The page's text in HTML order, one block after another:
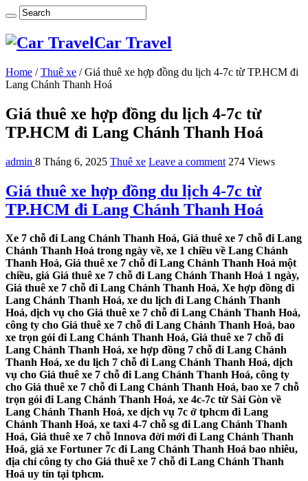
Car Travel
Home / Thuê xe / Giá thuê xe hợp đồng du lịch 4-7c từ TP.HCM đi
Lang Chánh Thanh Hoá
Giá thuê xe hợp đồng du lịch 4-7c từ
TP.HCM đi Lang Chánh Thanh Hoá
admin 8 Tháng 6, 2025 Thuê xe Leave a comment 274 Views
Giá thuê xe hợp đồng du lịch 4-7c từ
TP.HCM đi Lang Chánh Thanh Hoá
Xe 7 chỗ đi Lang Chánh Thanh Hoá, Giá thuê xe 7 chỗ đi Lang
Chánh Thanh Hoá trong ngày về, xe 1 chiều về Lang Chánh
Thanh Hoá, Giá thuê xe 7 chỗ đi Lang Chánh Thanh Hoá một
chiều, giá Giá thuê xe 7 chỗ đi Lang Chánh Thanh Hoá 1 ngày,
Giá thuê xe 7 chỗ đi Lang Chánh Thanh Hoá, Xe hợp đồng đi
Lang Chánh Thanh Hoá, xe du lịch đi Lang Chánh Thanh
Hoá, dịch vụ cho Giá thuê xe 7 chỗ đi Lang Chánh Thanh Hoá,
công ty cho Giá thuê xe 7 chỗ đi Lang Chánh Thanh Hoá, bao
xe trọn gói đi Lang Chánh Thanh Hoá, Giá thuê xe 7 chỗ đi
Lang Chánh Thanh Hoá, xe hợp đồng 7 chỗ đi Lang Chánh
Thanh Hoá, xe du lịch 7 chỗ đi Lang Chánh Thanh Hoá, dịch
vụ cho Giá thuê xe 7 chỗ đi Lang Chánh Thanh Hoá, công ty
cho Giá thuê xe 7 chỗ đi Lang Chánh Thanh Hoá, bao xe 7 chỗ
trọn gói đi Lang Chánh Thanh Hoá, xe 4c-7c từ Sài Gòn về
Lang Chánh Thanh Hoá, xe dịch vụ 7c ở tphcm đi Lang
Chánh Thanh Hoá, xe taxi 4-7 chỗ sg đi Lang Chánh Thanh
Hoá, Giá thuê xe 7 chỗ Innova đời mới đi Lang Chánh Thanh
Hoá, giá xe Fortuner 7c đi Lang Chánh Thanh Hoá bao nhiêu,
địa chỉ công ty cho Giá thuê xe 7 chỗ đi Lang Chánh Thanh
Hoá uy tín tại tphcm.